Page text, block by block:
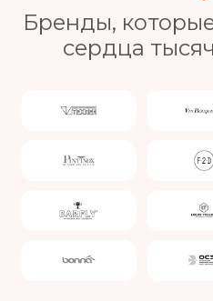
Бренды,
сердца